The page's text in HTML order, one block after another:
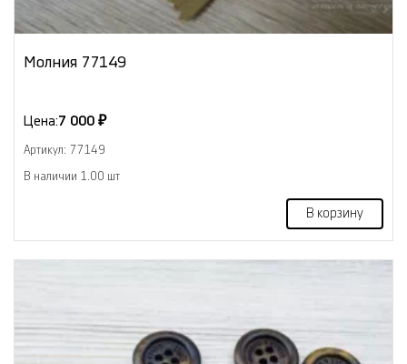
Молния 77149
Цена:7 000 ₽
Артикул: 77149
В наличии 1.00 шт
В корзину